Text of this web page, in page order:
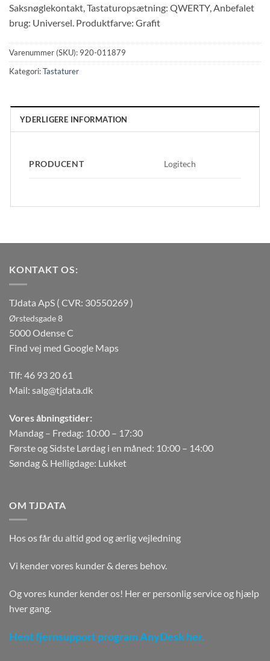
Saksnøglekontakt, Tastaturopsætning: QWERTY, Anbefalet
brug: Universel. Produktfarve: Grafit
Varenummer (SKU): 920-011879
Kategori:Tastaturer
YDERLIGERE INFORMATION
PRODUCENT Logitech
KONTAKT OS:
TJdata ApS ( CVR: 30550269 )
Ørstedsgade 8
5000 Odense C
Find vej med Google Maps
Tlf: 46 93 20 61
Mail: salg@tjdata.dk
Vores åbningstider:
Mandag – Fredag: 10:00 – 17:30
Første og Sidste Lørdag i en måned: 10:00 – 14:00
Søndag & Helligdage: Lukket
OM TJDATA
Hos os får du altid god og ærlig vejledning
Vi kender vores kunder & deres behov.
Og vores kunder kender os! Her er personlig service og hjælp
hver gang.
Hent fjernsupport program AnyDesk her.